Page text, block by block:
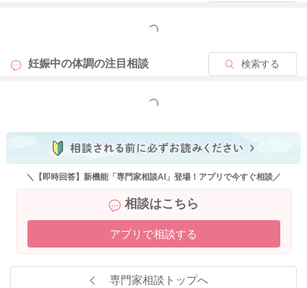
もっと見る
妊娠中の体調の注目相談 検索する
もっと見る
＼【即時回答】新機能「専門家相談AI」登場！アプリで今すぐ相談／
相談はこちら
アプリで相談する
専門家相談トップへ